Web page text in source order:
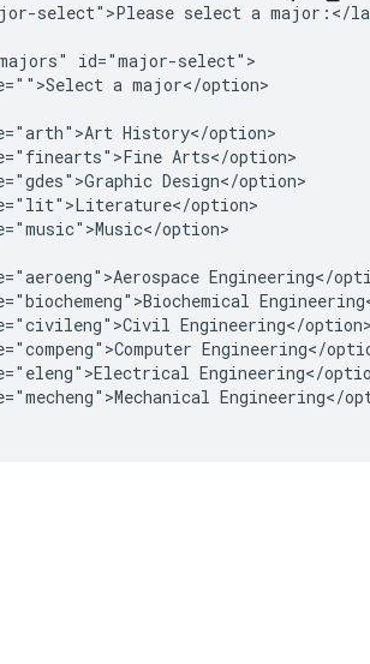
select">Please select a major:</
id="major-select">
a major</option>
History</option>
Arts</option>
Design</option>
option>
option>
Engineering</
Engineering</
Engineering</
Engineering</
Engineering</